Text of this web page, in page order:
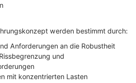
werden bestimmt durch:
Anforderungen an die Robustheit
und
mit konzentrierten Lasten